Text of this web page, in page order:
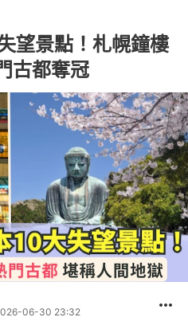
望景點！札幌鐘樓
古都奪冠
06-30 23:32